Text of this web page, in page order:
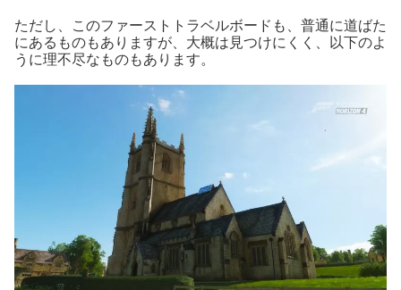
ただし、このファーストトラベルボードも、普通に道ばた
にあるものもありますが、大概は見つけにくく、以下のよ
うに理不尽なものもあります。